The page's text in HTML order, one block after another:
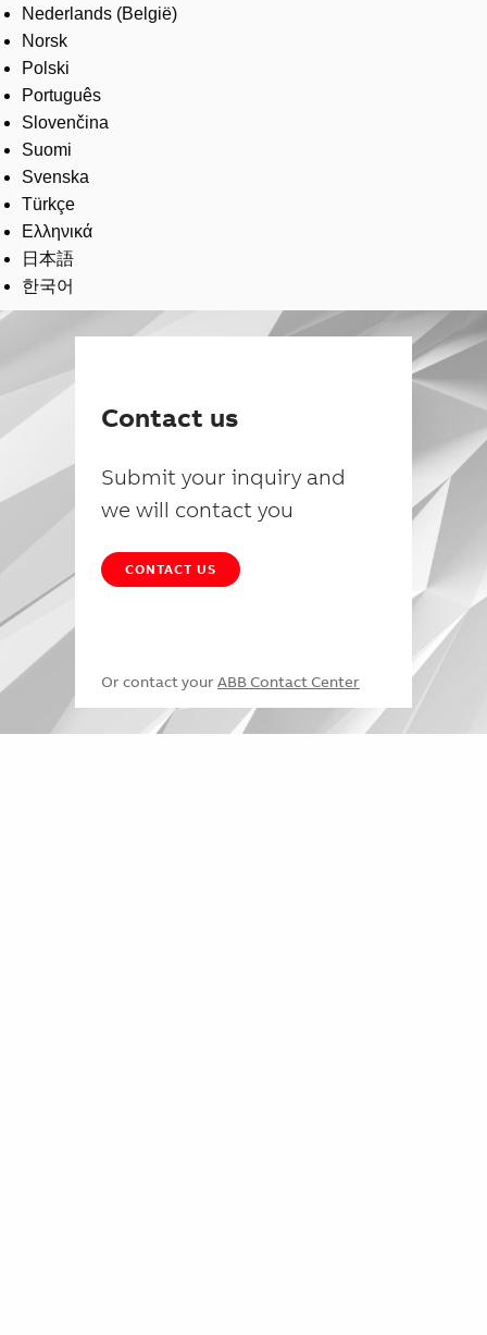
Nederlands (België)
Norsk
Polski
Português
Slovenčina
Suomi
Svenska
Türkçe
Ελληνικά
日本語
한국어
Contact us
Submit your inquiry and
we will contact you
CONTACT US
Or contact your ABB Contact Center